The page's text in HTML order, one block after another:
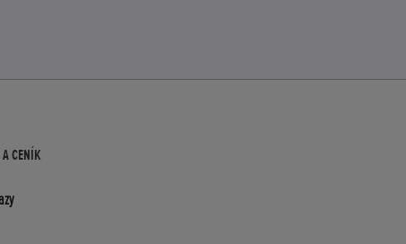
A CENÍK